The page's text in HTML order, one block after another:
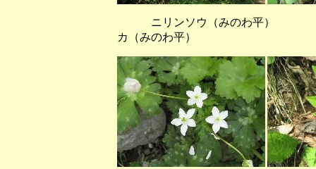
ニリンソウ（みのわ平）
カ（みのわ平）